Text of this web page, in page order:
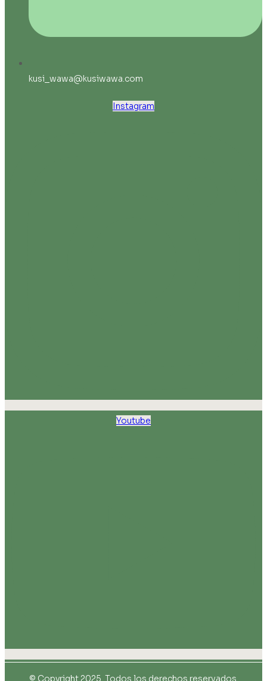
kusi_wawa@kusiwawa.com
Instagram
Youtube
© Copyright 2025. Todos los derechos reservados.